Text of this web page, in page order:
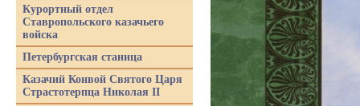
Курортный отдел
Ставропольского казачьего
войска
Петербургская станица
Казачий Конвой Святого Царя
Страстотерпца Николая II